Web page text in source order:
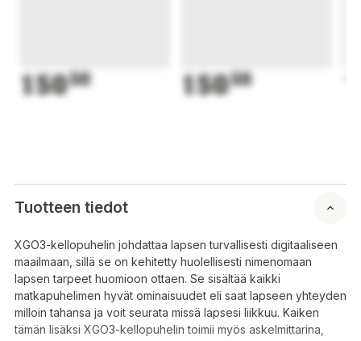
15050 15050
Tuotteen tiedot
XGO3-kellopuhelin johdattaa lapsen turvallisesti digitaaliseen
maailmaan, sillä se on kehitetty huolellisesti nimenomaan
lapsen tarpeet huomioon ottaen. Se sisältää kaikki
matkapuhelimen hyvät ominaisuudet eli saat lapseen yhteyden
milloin tahansa ja voit seurata missä lapsesi liikkuu. Kaiken
tämän lisäksi XGO3-kellopuhelin toimii myös askelmittarina,